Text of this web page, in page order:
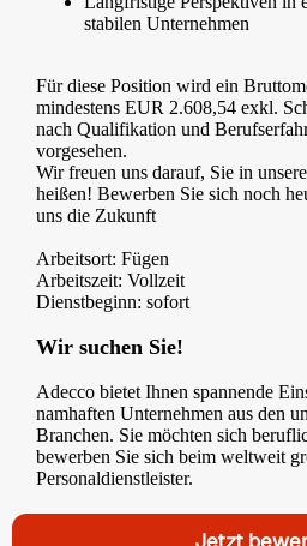
stabilen Unternehmen
Für diese Position wird ein
mindestens EUR 2.608,54 exkl.
nach Qualifikation und
vorgesehen.
Wir freuen uns darauf, Sie in
heißen! Bewerben Sie sich noch
uns die Zukunft
Arbeitsort: Fügen
Arbeitszeit: Vollzeit
Dienstbeginn: sofort
Wir suchen Sie!
Adecco bietet Ihnen spannende
namhaften Unternehmen aus den
Branchen. Sie möchten sich
bewerben Sie sich beim weltweit
Personaldienstleister.